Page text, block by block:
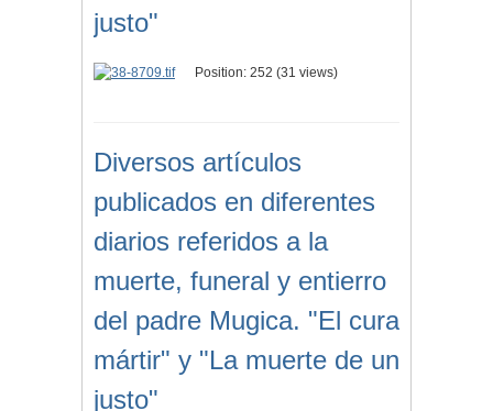
justo"
Position: 252 (31 views)
Diversos artículos
publicados en diferentes
diarios referidos a la
muerte, funeral y entierro
del padre Mugica. "El cura
mártir" y "La muerte de un
justo"